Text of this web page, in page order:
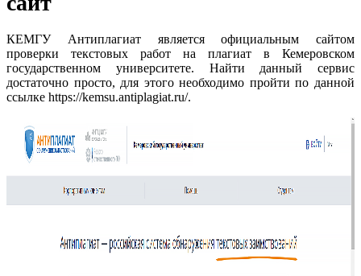
КЕМГУ Антиплагиат является официальным сайтом
проверки текстовых работ на плагиат в Кемеровском
государственном университете. Найти данный сервис
достаточно просто, для этого необходимо пройти по данной
ссылке https://kemsu.antiplagiat.ru/.